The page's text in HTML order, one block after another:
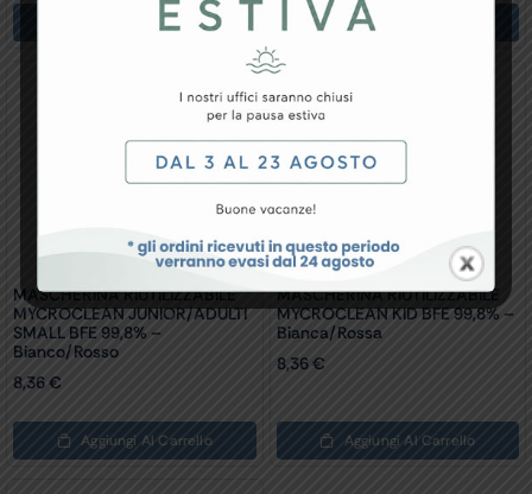
Aggiungi Al Carrello Aggiungi Al Carrello
MASCHERINA RIUTILIZZABILE
MYCROCLEAN JUNIOR/ADULTI
SMALL BFE 99,8% –
Bianco/rosso
8,36€
Aggiungi Al Carrello
MASCHERINA RIUTILIZZABILE
MYCROCLEAN KID BFE 99,8% –
Bianca/rossa
8,36€
Aggiungi Al Carrello